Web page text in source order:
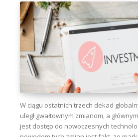
W ciągu ostatnich trzech dekad
uległ gwałtownym zmianom, a
jest dostęp do nowoczesnych